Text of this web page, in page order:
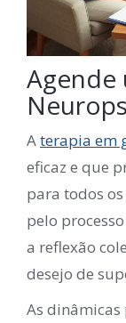
Agende
Aterapia em
eficaz e que
para todos
pelo
a reflexão
desejo de
As